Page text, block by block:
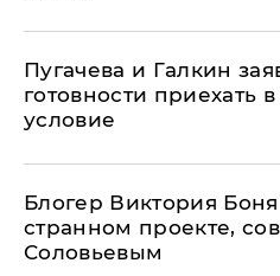
Пугачева и Галкин
готовности приехать
условие
Блогер Виктория
странном проекте,
Соловьевым